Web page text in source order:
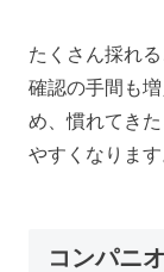
たくさん採れ
確認の手間も
め、慣れてき
やすくなります
コンパニ